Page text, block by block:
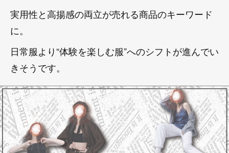
実用性と高揚感の両立が売れる商品のキーワード
に。
日常服より“体験を楽しむ服”へのシフトが進んでい
きそうです。